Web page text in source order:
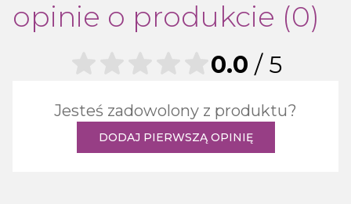
opinie o produkcie (0)
Jesteś zadowolony z produktu?
DODAJ PIERWSZĄ OPINIĘ
0.0 / 5